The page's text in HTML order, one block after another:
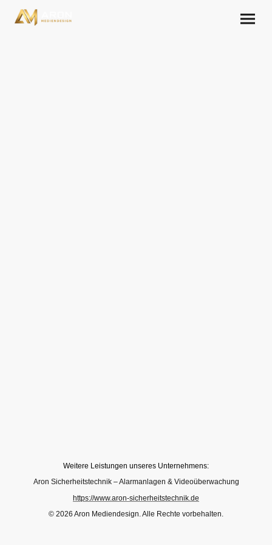
Weitere Leistungen unseres Unternehmens:
Aron Sicherheitstechnik – Alarmanlagen & Videoüberwachung
https://www.aron-sicherheitstechnik.de
© 2026 Aron Mediendesign. Alle Rechte vorbehalten.